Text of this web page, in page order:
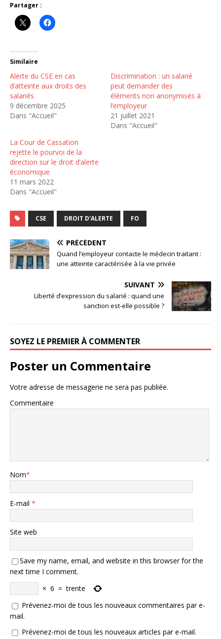
Partager :
Similaire
Alerte du CSE en cas
d’atteinte aux droits des
salariés
9 décembre 2025
Dans "Accueil"
Discrimination : un salarié
peut demander des
éléments non anonymisés à
l’employeur
21 juillet 2021
Dans "Accueil"
La Cour de Cassation
rejette le pourvoi de la
direction sur le droit d’alerte
économique
11 mars 2022
Dans "Accueil"
CSE DROIT D'ALERTE FO
PRÉCÉDENT
Quand l’employeur contacte le médecin traitant :
une atteinte caractérisée à la vie privée
SUIVANT
Liberté d’expression du salarié : quand une
sanction est-elle possible ?
SOYEZ LE PREMIER À COMMENTER
Poster un Commentaire
Votre adresse de messagerie ne sera pas publiée.
Commentaire
Nom*
E-mail *
Site web
Save my name, email, and website in this browser for the
next time I comment.
× 6 = trente
Prévenez-moi de tous les nouveaux commentaires par e-
mail.
Prévenez-moi de tous les nouveaux articles par e-mail.